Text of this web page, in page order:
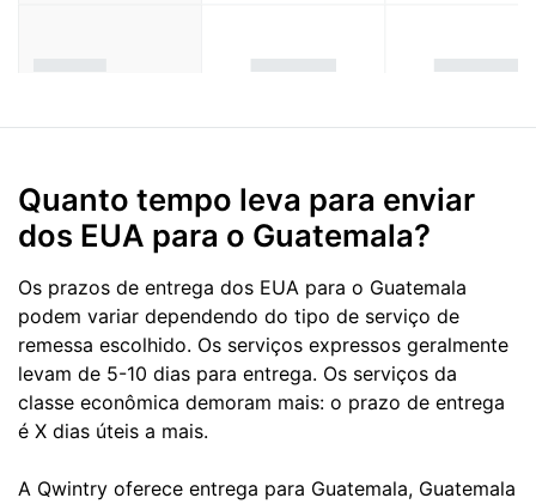
Quanto tempo leva para enviar
dos EUA para o Guatemala?
Os prazos de entrega dos EUA para o Guatemala
podem variar dependendo do tipo de serviço de
remessa escolhido. Os serviços expressos geralmente
levam de 5-10 dias para entrega. Os serviços da
classe econômica demoram mais: o prazo de entrega
é X dias úteis a mais.
A Qwintry oferece entrega para Guatemala, Guatemala